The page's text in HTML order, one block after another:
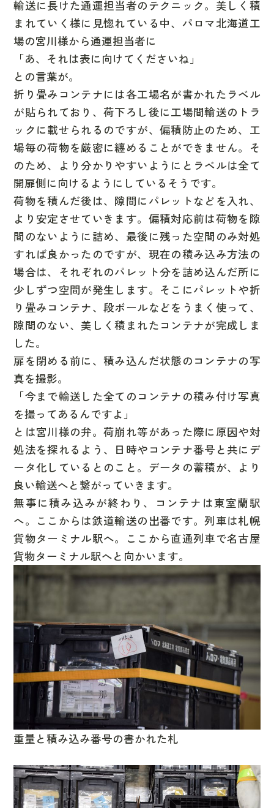
輸送に長けた通運担当者のテクニック。美しく積
まれていく様に見惚れている中、パロマ北海道工
場の宮川様から通運担当者に
「あ、それは表に向けてくださいね」
との言葉が。
折り畳みコンテナには各工場名が書かれたラベル
が貼られており、荷下ろし後に工場間輸送のトラ
ックに載せられるのですが、偏積防止のため、工
場毎の荷物を厳密に纏めることができません。そ
のため、より分かりやすいようにと ラベルは全て
開扉側に向ける ようにしているそうです。
荷物を積んだ後は、隙間にパレットなどを入れ、
より安定させていきます。偏積対応前は荷物を隙
間のないように詰め、最後に残った空間のみ対処
すれば良かったのですが、現在の積み込み方法の
場合は、それぞれのパレット分を詰め込んだ所に
少しずつ空間が発生します。そこにパレットや折
り畳みコンテナ、段ボールなどをうまく使って、
隙間のない、美しく積まれたコンテナが完成しま
した。
扉を閉める前に、積み込んだ状態のコンテナの写
真を撮影。
「今まで輸送した全てのコンテナの積み付け写真
を撮ってあるんですよ」
とは宮川様の弁。荷崩れ等があった際に原因や対
処法を探れるよう、日時やコンテナ番号と共にデ
ータ化しているとのこと。データの蓄積が、より
良い輸送へと繋がっていきます。
無事に積み込みが終わり、コンテナは東室蘭駅
へ。ここからは鉄道輸送の出番です。列車は札幌
貨物ターミナル駅へ。ここから直通列車で名古屋
貨物ターミナル駅へと向かいます。
重量と積み込み番号の書かれた札